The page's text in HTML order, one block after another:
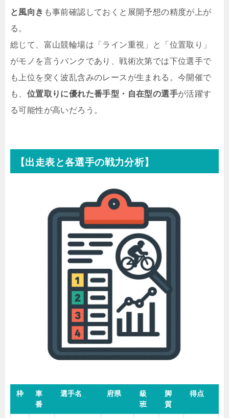
と風向き も事前確認しておくと展開予想の精度が上が
る。
総じて、富山競輪場は「ライン重視」と「位置取り」
がモノを言うバンクであり、戦術次第では下位選手で
も上位を突く波乱含みのレースが生まれる。今開催で
も、 位置取りに優れた番手型・自在型の選手が活躍す
る可能性が高いだろう。
【出走表と各選手の戦力分析】
枠
車
番
選手名 府県
級
班
脚
質
得点